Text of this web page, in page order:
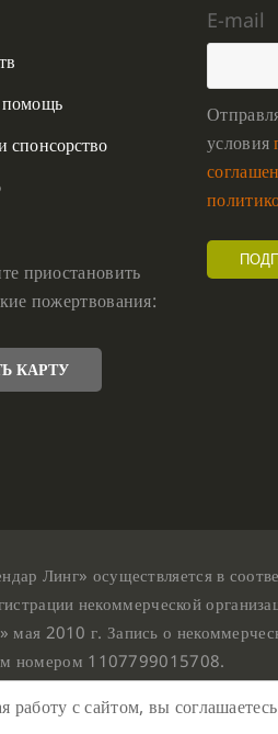
приостановить
пожертвования:
КАРТУ
E-mail
условия
Линг» осуществляется в
некоммерческой
2010 г. Запись о
номером 1107799015708.
10, каб.1023,
с сайтом, вы